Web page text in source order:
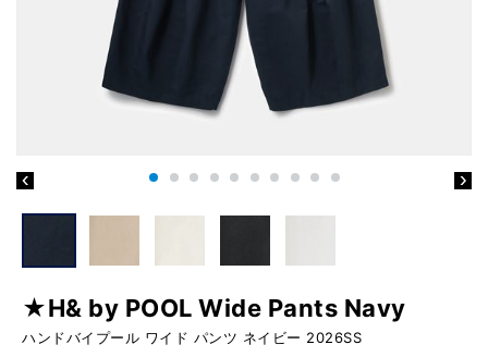
★H& by POOL Wide Pants Navy
ハンドバイプール ワイド パンツ ネイビー 2026SS